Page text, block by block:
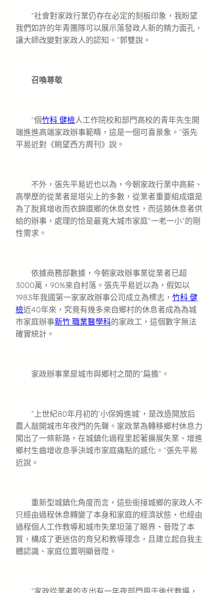
“社會對家政行業仍存在必定的刻板印象，我盼望
我們如許的年青團隊可以展示落發政人新的精力面孔，
讓大師改變對家政人的認知。”郭雙說。
召喚尊敬
“個竹科 健檢人工作院校和部門高校的青年先生開
端進進高端家政辦事範疇，這是一個可喜景象。”張先
平易近對《眺望西方周刊》說。
不外，張先平易近也以為，今朝家政行業中高薪、
高學歷的從業者是塔尖上的多數，從業者重要組成還是
為了脫貧增收而衣錦還鄉的休息女性，而這類休息者供
給的辦事，處理的恰是最寬大城市家庭“一老一小”的剛
性需求。
依據商務部數據，今朝家政辦事業從業者已超
3000萬，90%來自村落。張先平易近以為，假如以
1983年我國第一家家政辦事公司成立為標志， 竹科 健
檢近40年來，究竟有幾多來自鄉村的休息者成為為城
市家庭辦事新竹 職業醫學科的家政工，這個數字無法
確實統計。
家政辦事業是城市與鄉村之間的“扁擔”。
“上世紀80年月初的‘小保姆進城’，是改造開放后
農人敲開城市年夜門的先聲。家政業為轉移鄉村休息力
闖出了一條新路，在城鎮化過程里起著擴展失業、增進
鄉村生齒增收息爭決城市家庭痛點的感化。”張先平易
近說。
重新型城鎮化角度而言，這些銜接城鄉的家政人不
只經由過程休息轉變了本身和家庭的經濟狀態，也經由
過程個人工作教導和城市失業坦蕩了眼界、晉陞了本
質，構成了更迷信的育兒和教導理念，且建立起自我主
體認識、家庭位置明顯晉陞。